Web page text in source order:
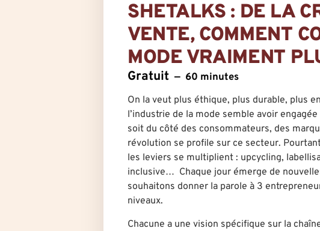
SHETALKS : DE LA
VENTE, COMMENT
MODE VRAIMENT
Gratuit 60 minutes
On la veut plus éthique, plus durable, plus
l’industrie de la mode semble avoir
soit du côté des consommateurs, des
révolution se profile sur ce secteur.
les leviers se multiplient : upcycling,
inclusive… Chaque jour émerge de
souhaitons donner la parole à 3
niveaux.
Chacune a une vision spécifique sur la